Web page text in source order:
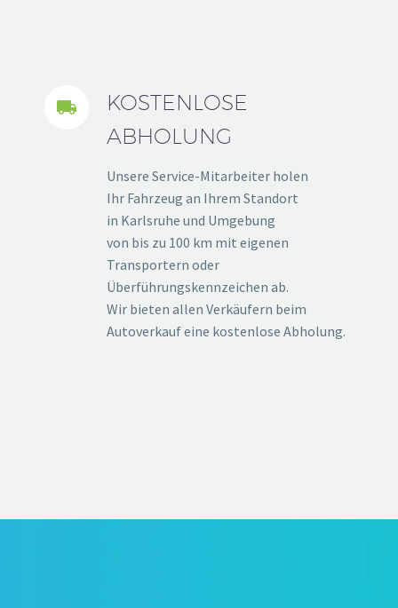


KOSTENLOSE
ABHOLUNG
Unsere Service-Mitarbeiter holen
Ihr Fahrzeug an Ihrem Standort
in Karlsruhe und Umgebung
von bis zu 100 km mit eigenen
Transportern oder
Überführungskennzeichen ab.
Wir bieten allen Verkäufern beim
Autoverkauf eine kostenlose Abholung.